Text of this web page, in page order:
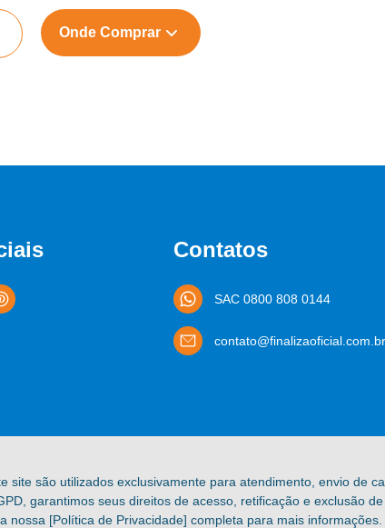
Onde Comprar
Contatos
SAC 0800 808 0144
contato@finalizaoficial.com.br
são utilizados exclusivamente para atendimento, envio de
garantimos seus direitos de acesso, retificação e exclusão de
nossa [Política de Privacidade] completa para mais informações.